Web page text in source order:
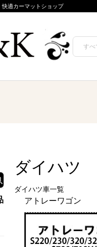
快適カーマットショップ
ダイハツ
ダイハツ車一覧
アトレーワゴン